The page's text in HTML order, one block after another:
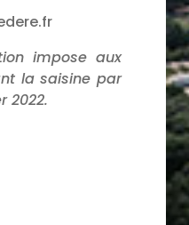
impose aux
la saisine par
2022.